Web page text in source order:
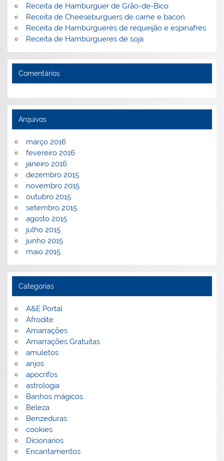
k
l
Receita de Hamburguer de Grão-de-Bico
Receita de Cheeseburguers de carne e bacon
Receita de Hambúrgueres de requeijão e espinafres
Receita de Hambúrgueres de soja
Comentários
Arquivos
março 2016
fevereiro 2016
janeiro 2016
dezembro 2015
novembro 2015
outubro 2015
setembro 2015
agosto 2015
julho 2015
junho 2015
maio 2015
Categorias
A&E Portal
Afrodite
Amarrações
Amarrações Gratuitas
amuletos
anjos
apocrifos
astrologia
Banhos mágicos
Beleza
Benzeduras
cookies
Dicionarios
Encantamentos